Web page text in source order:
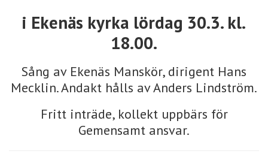
i Ekenäs kyrka lördag 30.3. kl.
18.00.
Sång av Ekenäs Manskör, dirigent Hans
Mecklin. Andakt hålls av Anders Lindström.
Fritt inträde, kollekt uppbärs för
Gemensamt ansvar.